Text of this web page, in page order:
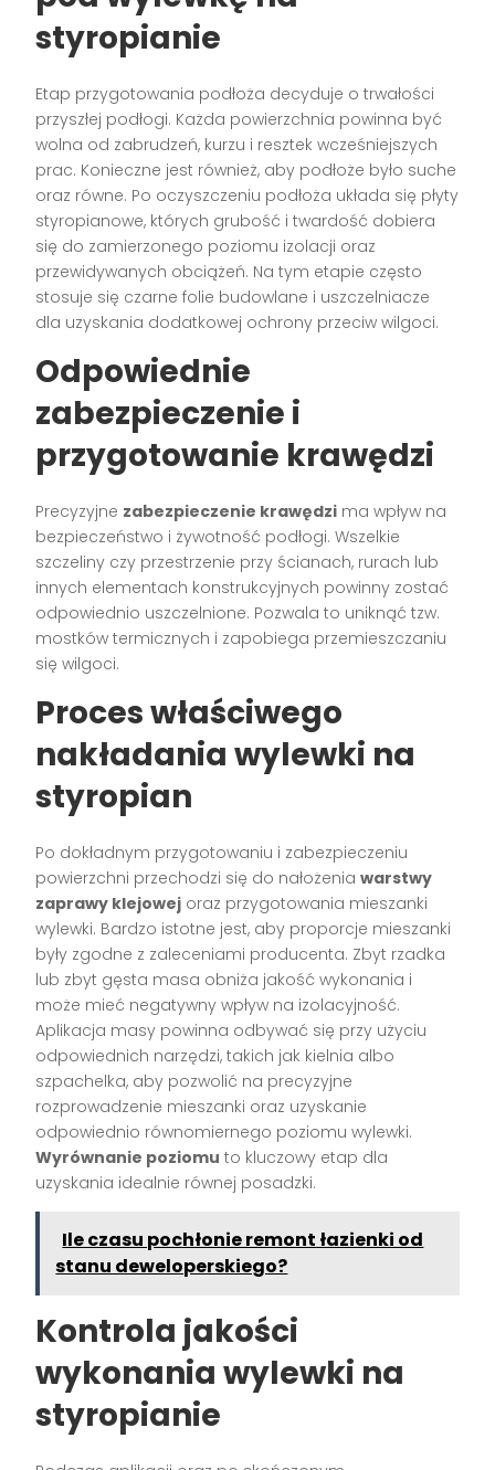
styropianie
Etap przygotowania podłoża decyduje o trwałości
przyszłej podłogi. Każda powierzchnia powinna być
wolna od zabrudzeń, kurzu i resztek wcześniejszych
prac. Konieczne jest również, aby podłoże było suche
oraz równe. Po oczyszczeniu podłoża układa się płyty
styropianowe, których grubość i twardość dobiera
się do zamierzonego poziomu izolacji oraz
przewidywanych obciążeń. Na tym etapie często
stosuje się czarne folie budowlane i uszczelniacze
dla uzyskania dodatkowej ochrony przeciw wilgoci.
Odpowiednie
zabezpieczenie i
przygotowanie krawędzi
Precyzyjne zabezpieczenie krawędzi ma wpływ na
bezpieczeństwo i żywotność podłogi. Wszelkie
szczeliny czy przestrzenie przy ścianach, rurach lub
innych elementach konstrukcyjnych powinny zostać
odpowiednio uszczelnione. Pozwala to uniknąć tzw.
mostków termicznych i zapobiega przemieszczaniu
się wilgoci.
Proces właściwego
nakładania wylewki na
styropian
Po dokładnym przygotowaniu i zabezpieczeniu
powierzchni przechodzi się do nałożeniawarstwy
zaprawy klejowej oraz przygotowania mieszanki
wylewki. Bardzo istotne jest, aby proporcje mieszanki
były zgodne z zaleceniami producenta. Zbyt rzadka
lub zbyt gęsta masa obniża jakość wykonania i
może mieć negatywny wpływ na izolacyjność.
Aplikacja masy powinna odbywać się przy użyciu
odpowiednich narzędzi, takich jak kielnia albo
szpachelka, aby pozwolić na precyzyjne
rozprowadzenie mieszanki oraz uzyskanie
odpowiednio równomiernego poziomu wylewki.
Wyrównanie poziomu to kluczowy etap dla
uzyskania idealnie równej posadzki.
Ile czasu pochłonie remont łazienki od
stanu deweloperskiego?
Kontrola jakości
wykonania wylewki na
styropianie